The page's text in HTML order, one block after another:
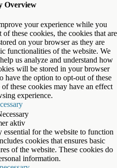
Overview
your experience while you
these cookies, the cookies that are
on your browser as they are
functionalities of the website. We
us analyze and understand how
will be stored in your browser
have the option to opt-out of these
these cookies may have an effect
experience.
aktiv
essential for the website to function
cookies that ensures basic
of the website. These cookies do
information.